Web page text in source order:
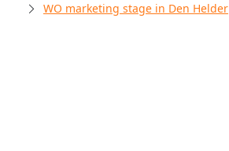
WO marketing stage in Den Helder